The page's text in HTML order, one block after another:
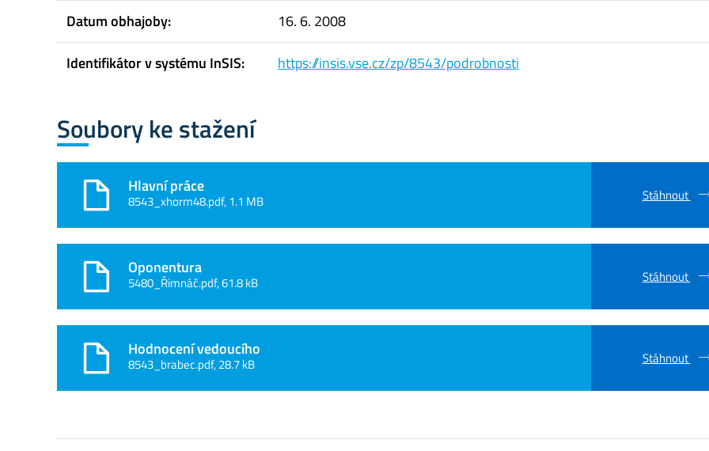
Datum obhajoby:
16. 6. 2008
Identifikátor v systému InSIS:
https://insis.vse.cz/zp/8543/podrobnosti
Soubory ke stažení
Hlavní práce
8543_xhorm48.pdf, 1.1 MB Stáhnout
Oponentura
5480_Řimnáč.pdf, 61.8 kB Stáhnout
Hodnocení vedoucího
8543_brabec.pdf, 28.7 kB Stáhnout